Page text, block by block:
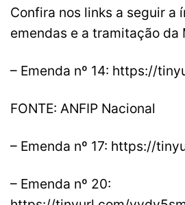
Confira nos links a seguir a
emendas e a tramitação da
– Emenda nº 14: https://
FONTE: ANFIP Nacional
– Emenda nº 17: https://
– Emenda nº 20: